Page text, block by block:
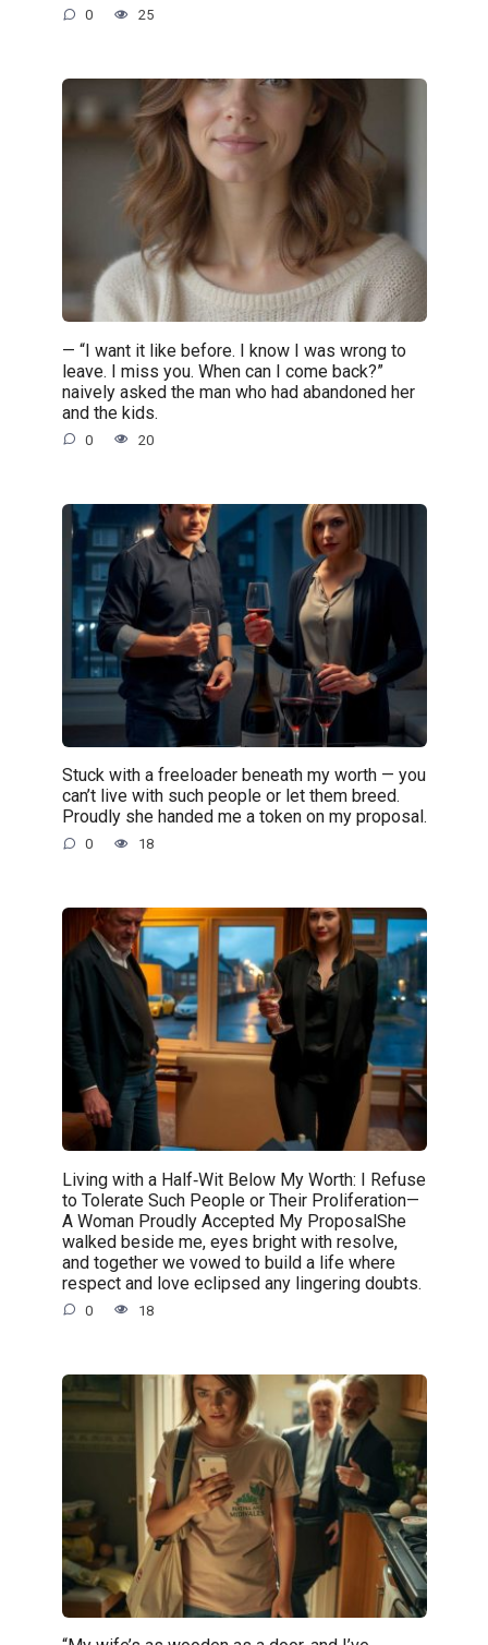
0 25
— “I want it like before. I know I was wrong to
leave. I miss you. When can I come back?”
naively asked the man who had abandoned her
and the kids.
0 20
Stuck with a freeloader beneath my worth — you
can’t live with such people or let them breed.
Proudly she handed me a token on my proposal.
0 18
Living with a Half‑Wit Below My Worth: I Refuse
to Tolerate Such People or Their Proliferation—
A Woman Proudly Accepted My ProposalShe
walked beside me, eyes bright with resolve,
and together we vowed to build a life where
respect and love eclipsed any lingering doubts.
0 18